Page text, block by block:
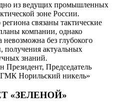
из ведущих промышленных
зоне России.
связаны тактические
компании, однако
невозможна без глубокого
получения актуальных
знаний.
Президент, Председатель
Норильский никель»
«ЗЕЛЕНОЙ»